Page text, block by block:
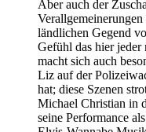
Aber auch der
ländlichen Gegend
Gefühl das hier
macht sich auch
Liz auf der
hat; diese Szenen
Michael Christian in
seine Performance